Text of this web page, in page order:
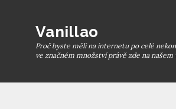
Vanillao
Proč byste měli na internetu po celé
ve značném množství právě zde na našem